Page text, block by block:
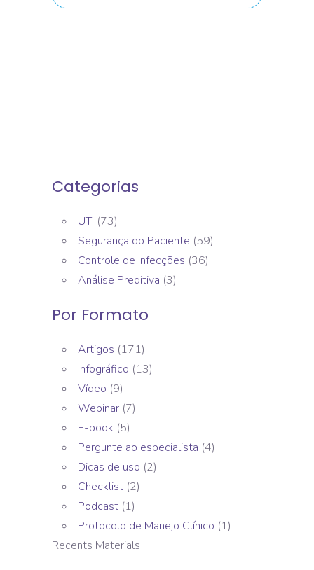
Categorias
UTI (73)
Segurança do Paciente (59)
Controle de Infecções (36)
Análise Preditiva (3)
Por Formato
Artigos (171)
Infográfico (13)
Vídeo (9)
Webinar (7)
E-book (5)
Pergunte ao especialista (4)
Dicas de uso (2)
Checklist (2)
Podcast (1)
Protocolo de Manejo Clínico (1)
Recents Materials